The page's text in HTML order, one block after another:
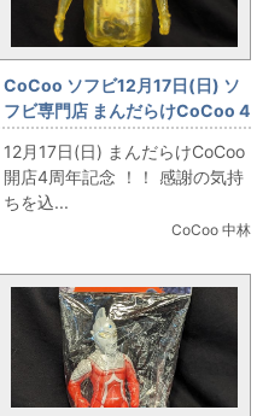
CoCoo ソフビ12月17日(日) ソ
フビ専門店 まんだらけCoCoo 4
周年記念 「ノスタルジックヒー
ローズ ウルトラ怪獣シリーズ カ
ネゴン/クリアイエロー」
12月17日(日) まんだらけCoCoo
開店4周年記念 ！！ 感謝の気持
ちを込...
CoCoo 中林